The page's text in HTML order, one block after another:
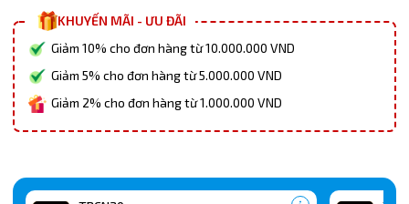
KHUYẾN MÃI - ƯU ĐÃI
Giảm 10% cho đơn hàng từ 10.000.000 VND
Giảm 5% cho đơn hàng từ 5.000.000 VND
Giảm 2% cho đơn hàng từ 1.000.000 VND